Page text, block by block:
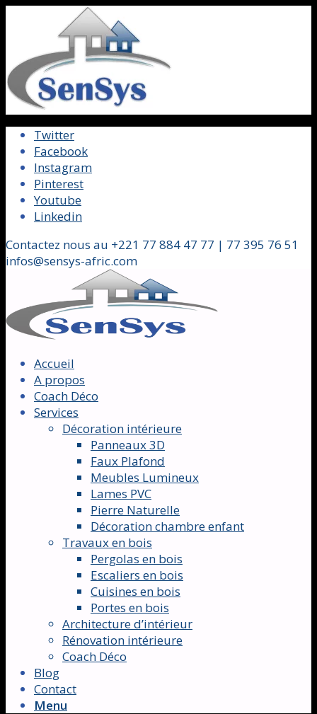
Twitter
Facebook
Instagram
Pinterest
Youtube
Linkedin
Contactez nous au +221 77 884 47 77 | 77 395 76 51
infos@sensys-afric.com
Accueil
A propos
Coach Déco
Services
Décoration intérieure
Panneaux 3D
Faux Plafond
Meubles Lumineux
Lames PVC
Pierre Naturelle
Décoration chambre enfant
Travaux en bois
Pergolas en bois
Escaliers en bois
Cuisines en bois
Portes en bois
Architecture d’intérieur
Rénovation intérieure
Coach Déco
Blog
Contact
Menu